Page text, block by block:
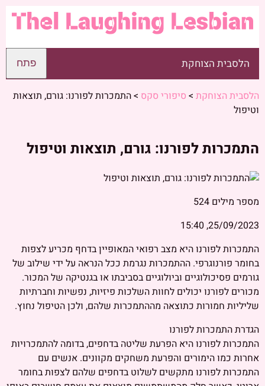
הלסבית הצוחקת פתח
הלסבית הצוחקת > סיפורי סקס >התמכרות לפורנו: גורם, תוצאות
וטיפול
התמכרות לפורנו: גורם, תוצאות וטיפול
מספר מילים 524
25/09/2023, 15:40
התמכרות לפורנו היא מצב רפואי המאופיין בדחף מכריע לצפות
בחומר פורנוגרפי. ההתמכרות נגרמת ככל הנראה על ידי שילוב של
גורמים פסיכולוגיים וביולוגיים בסביבתו או בגנטיקה של המכור.
מכורים לפורנו יכולים לחוות השלכות פיזיות, נפשיות וחברתיות
שליליות חמורות כתוצאה מההתמכרות שלהם, ולכן הטיפול נחוץ.
הגדרת התמכרות לפורנו
התמכרות לפורנו היא הפרעת שליטה בדחפים, בדומה להתמכרויות
אחרות כמו הימורים והפרעת משחקים מקוונים. אנשים עם
התמכרות לפורנו מתקשים לשלוט בדחפים שלהם לצפות בחומר